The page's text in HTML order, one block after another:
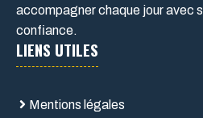
accompagner chaque jour avec
confiance.
LIENS UTILES
Mentions légales